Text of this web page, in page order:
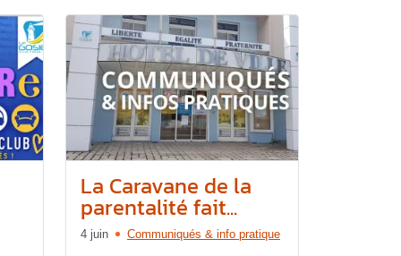
La Caravane de la
parentalité fait...
4 juin Communiqués & info pratique